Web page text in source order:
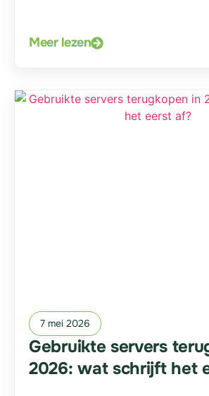
Meer lezen
7 mei 2026
Gebruikte servers
2026: wat schrijft het